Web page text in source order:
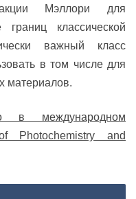
Мэллори для
классической
важный класс
в том числе для
материалов.
в международном
Photochemistry and